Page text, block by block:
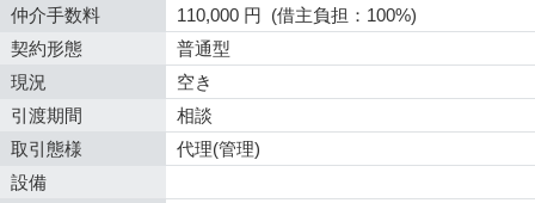
仲介手数料
110,000 円 (借主負担：100%)
契約形態
普通型
現況
空き
引渡期間
相談
取引態様
代理(管理)
設備